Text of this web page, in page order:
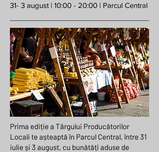
31- 3 august | 10:00 - 20:00 | Parcul Central
Prima ediție a Târgului Producătorilor
Locali te așteaptă în Parcul Central, între 31
iulie și 3 august, cu bunătăți aduse de